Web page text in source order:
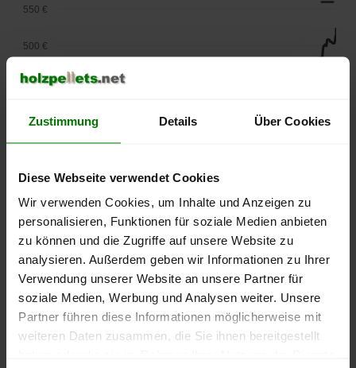
Zustimmung Details Über Cookies
Diese Webseite verwendet Cookies
Wir verwenden Cookies, um Inhalte und Anzeigen zu
personalisieren, Funktionen für soziale Medien anbieten
zu können und die Zugriffe auf unsere Website zu
analysieren. Außerdem geben wir Informationen zu Ihrer
Verwendung unserer Website an unsere Partner für
soziale Medien, Werbung und Analysen weiter. Unsere
Partner führen diese Informationen möglicherweise mit
weiteren Daten zusammen, die Sie ihnen bereitgestellt
lose Ware Sackware
September
Januar
Mai
250 €
400 €
450 €
500 €
550 €
Die aktuelle Preisentwicklung für Holzpellets in Deutschland
können Sie jederzeit auf unsererPelletspreise-Seite
nachvollziehen.